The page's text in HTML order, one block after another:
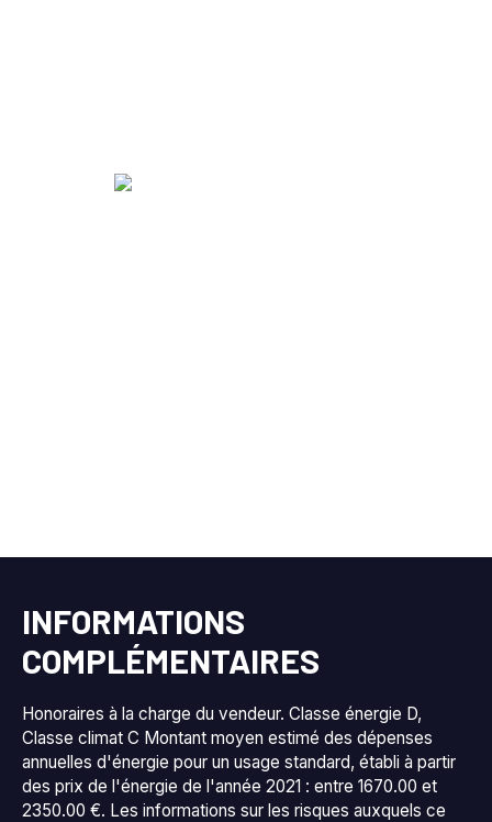
INFORMATIONS
COMPLÉMENTAIRES
Honoraires à la charge du vendeur. Classe énergie D,
Classe climat C Montant moyen estimé des dépenses
annuelles d'énergie pour un usage standard, établi à partir
des prix de l'énergie de l'année 2021 : entre 1670.00 et
2350.00 €. Les informations sur les risques auxquels ce